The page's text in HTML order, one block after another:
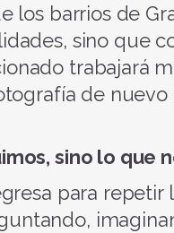
los barrios de
sino que
trabajará
de
sino lo que
para